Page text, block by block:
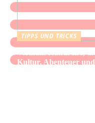
TIPPS UND TRICKS
Kultur, Abenteuer und